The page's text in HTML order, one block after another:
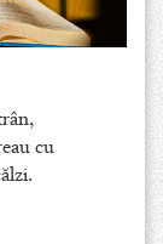
cu